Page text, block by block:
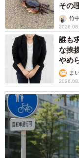
その
竹
誰も
な挨
やめ
ま